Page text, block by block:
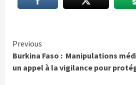
Continue
Reading
Previous
Burkina Faso : Manipulations
un appel à la vigilance pour